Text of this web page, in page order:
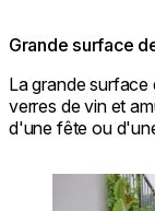
Grande surface
La grande surface
verres de vin et
d'une fête ou
Loading